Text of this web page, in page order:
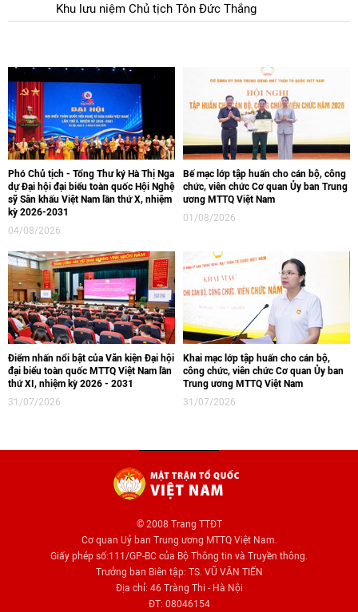
Khu lưu niệm Chủ tịch Tôn Đức Thắng
Phó Chủ tịch - Tổng Thư ký Hà Thị Nga
dự Đại hội đại biểu toàn quốc Hội Nghệ
sỹ Sân khấu Việt Nam lần thứ X, nhiệm
kỳ 2026-2031
04/08/2026
Bế mạc lớp tập huấn cho cán bộ, công
chức, viên chức Cơ quan Ủy ban Trung
ương MTTQ Việt Nam
01/08/2026
Điểm nhấn nổi bật của Văn kiện Đại hội
đại biểu toàn quốc MTTQ Việt Nam lần
thứ XI, nhiệm kỳ 2026 - 2031
31/07/2026
Khai mạc lớp tập huấn cho cán bộ,
công chức, viên chức Cơ quan Ủy ban
Trung ương MTTQ Việt Nam
31/07/2026
© 2008 Trang TTĐT
Cơ quan Uỷ ban Trung ương MTTQ Việt Nam.
Giấy phép số:111/GP-BC của Bộ Thông tin và Truyền thông.
Trưởng ban Biên tập: TS. VŨ VĂN TIẾN
Địa chỉ: 46 Tràng Thi - Hà Nội
ĐT: 08046154